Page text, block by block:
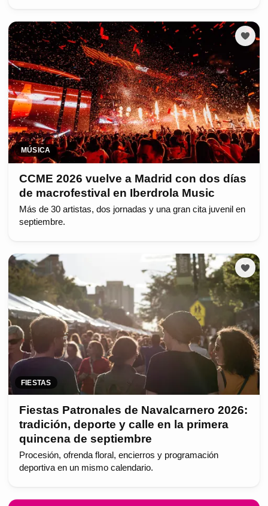
MÚSICA
CCME 2026 vuelve a Madrid con dos días
de macrofestival en Iberdrola Music
Más de 30 artistas, dos jornadas y una gran cita juvenil en
septiembre.
FIESTAS
Fiestas Patronales de Navalcarnero 2026:
tradición, deporte y calle en la primera
quincena de septiembre
Procesión, ofrenda floral, encierros y programación
deportiva en un mismo calendario.